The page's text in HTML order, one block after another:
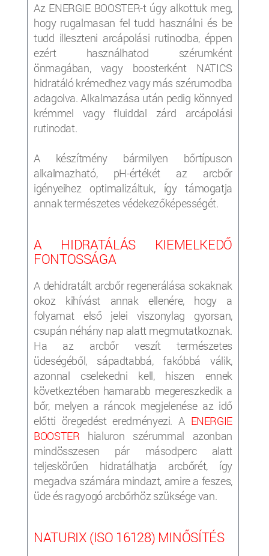
Az ENERGIE BOOSTER-t úgy alkottuk meg,
hogy rugalmasan fel tudd használni és be
tudd illeszteni arcápolási rutinodba, éppen
ezért használhatod szérumként
önmagában, vagy boosterként NATICS
hidratáló krémedhez vagy más szérumodba
adagolva. Alkalmazása után pedig könnyed
krémmel vagy fluiddal zárd arcápolási
rutinodat.
A készítmény bármilyen bőrtípuson
alkalmazható, pH-értékét az arcbőr
igényeihez optimalizáltuk, így támogatja
annak természetes védekezőképességét.
A HIDRATÁLÁS KIEMELKEDŐ
FONTOSSÁGA
A dehidratált arcbőr regenerálása sokaknak
okoz kihívást annak ellenére, hogy a
folyamat első jelei viszonylag gyorsan,
csupán néhány nap alatt megmutatkoznak.
Ha az arcbőr veszít természetes
üdeségéből, sápadtabbá, fakóbbá válik,
azonnal cselekedni kell, hiszen ennek
következtében hamarabb megereszkedik a
bőr, melyen a ráncok megjelenése az idő
előtti öregedést eredményezi. A ENERGIE
BOOSTER hialuron szérummal azonban
mindösszesen pár másodperc alatt
teljeskörűen hidratálhatja arcbőrét, így
megadva számára mindazt, amire a feszes,
üde és ragyogó arcbőrhöz szüksége van.
NATURIX (ISO 16128) MINŐSÍTÉS